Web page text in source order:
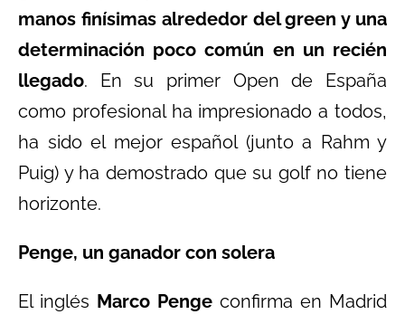
manos finísimas alrededor del green y una
determinación poco común en un recién
llegado. En su primer Open de España
como profesional ha impresionado a todos,
ha sido el mejor español (junto a Rahm y
Puig) y ha demostrado que su golf no tiene
horizonte.
Penge, un ganador con solera
El inglés Marco Penge confirma en Madrid